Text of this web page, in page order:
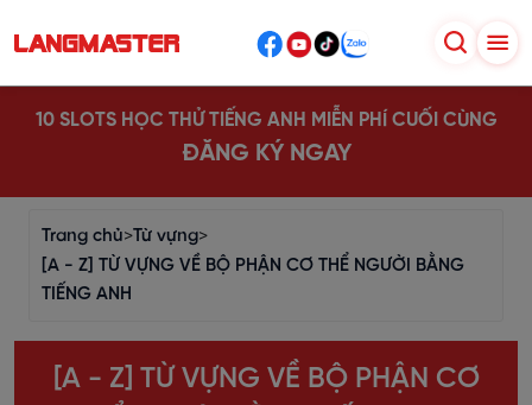
10 SLOTS HỌC THỬ TIẾNG ANH MIỄN PHÍ CUỐI CÙNG
ĐĂNG KÝ NGAY
Trang chủ>Từ vựng>
[A - Z] TỪ VỰNG VỀ BỘ PHẬN CƠ THỂ NGƯỜI BẰNG
TIẾNG ANH
[A - Z] TỪ VỰNG VỀ BỘ PHẬN CƠ